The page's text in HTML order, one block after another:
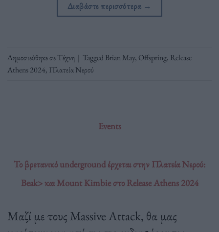
Διαβάστε περισσότερα →
Δημοσιεύθηκε σεΤέχνη | TaggedBrian May, Offspring, Release
Athens 2024, Πλατεία Νερού
Events
Το βρετανικό underground έρχεται στην Πλατεία Νερού:
Beak> και Mount Kimbie στο Release Athens 2024
Μαζί με τους Massive Attack, θα μας